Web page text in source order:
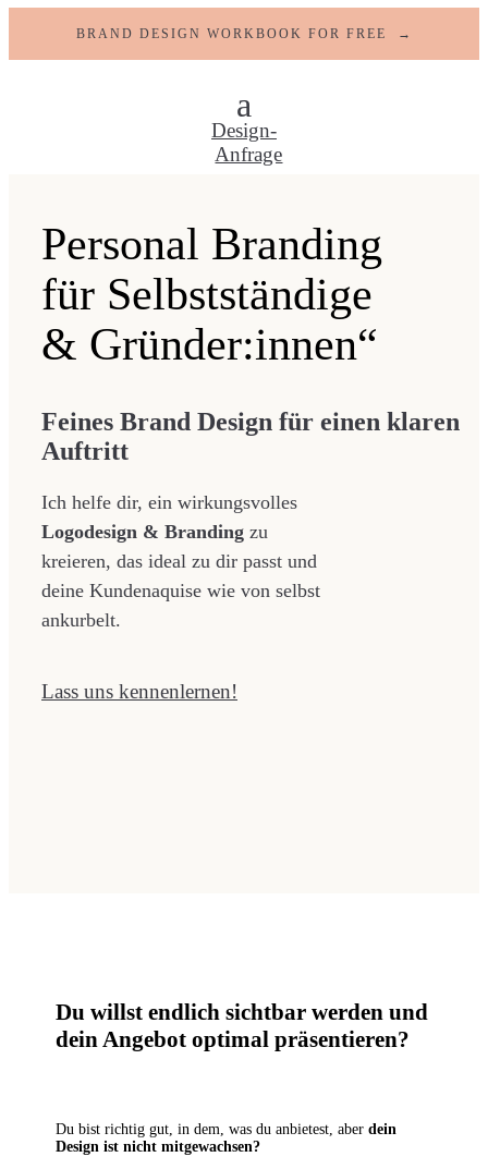
BRAND DESIGN WORKBOOK FOR FREE →
Design-
Anfrage
Personal Branding
für Selbstständige
& Gründer:innen“
Feines Brand Design für einen klaren
Auftritt
Ich helfe dir, ein wirkungsvolles
Logodesign & Branding zu
kreieren, das ideal zu dir passt und
deine Kundenaquise wie von selbst
ankurbelt.
Lass uns kennenlernen!
Du willst endlich sichtbar werden und
dein Angebot optimal präsentieren?
Du bist richtig gut, in dem, was du anbietest, aberdein
Design ist nicht mitgewachsen?